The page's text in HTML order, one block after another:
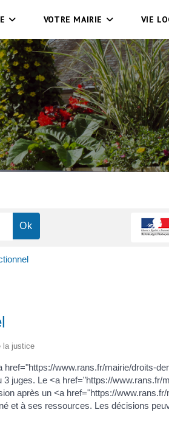
VOTRE MAIRIE VIE
la justice
www.rans.fr/mairie/droits-
juges. Le <a href="https://www.rans.fr/
après un <a href="https://
et à ses ressources. Les décisions